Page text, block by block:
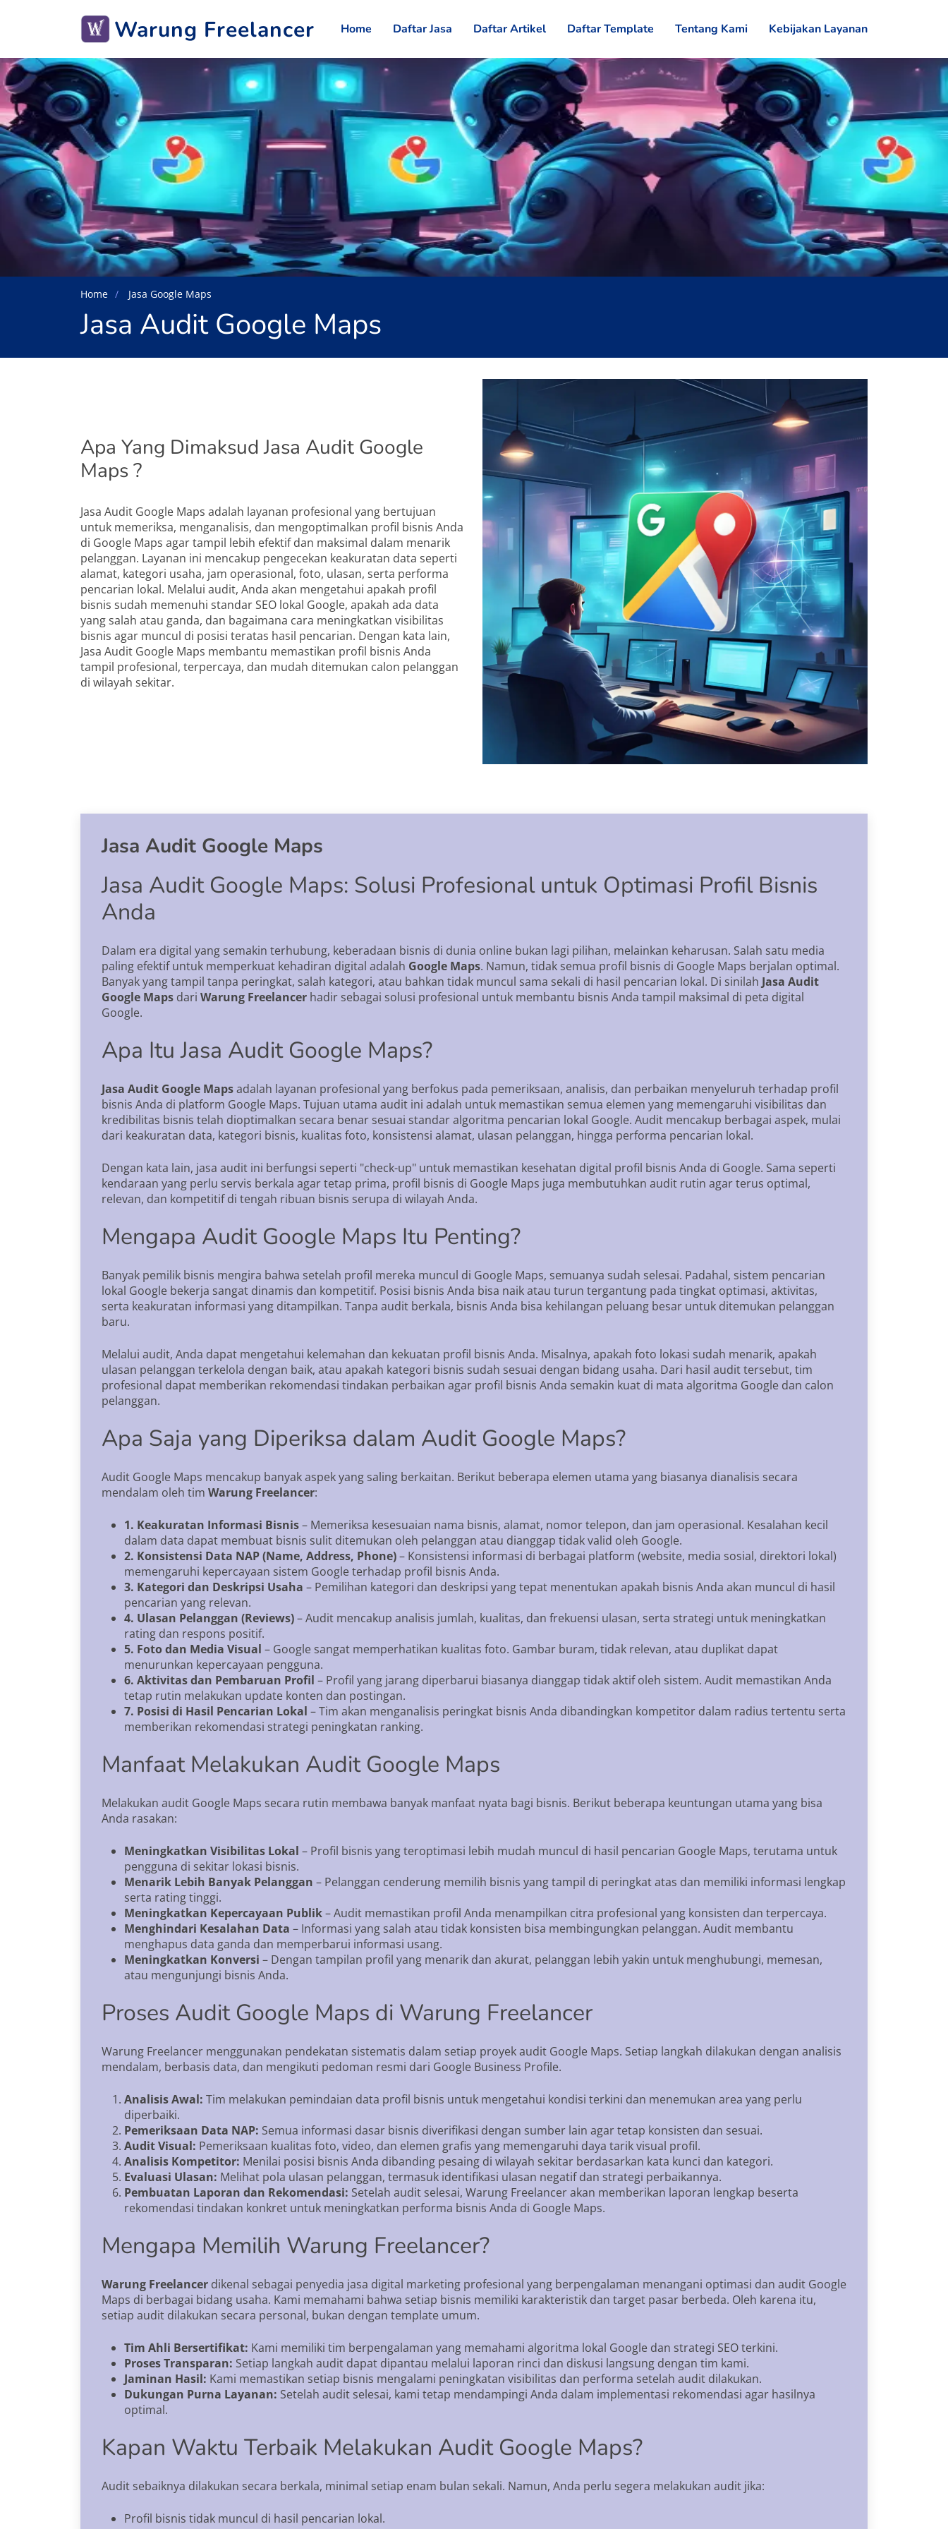
Warung Freelancer Home Daftar Jasa Daftar Artikel Daftar Template Tentang Kami Kebijakan Layanan
Home Jasa Google Maps
Jasa Audit Google Maps
Apa Yang Dimaksud Jasa Audit Google
Maps ?
Jasa Audit Google Maps adalah layanan profesional yang bertujuan
untuk memeriksa, menganalisis, dan mengoptimalkan profil bisnis Anda
di Google Maps agar tampil lebih efektif dan maksimal dalam menarik
pelanggan. Layanan ini mencakup pengecekan keakuratan data seperti
alamat, kategori usaha, jam operasional, foto, ulasan, serta performa
pencarian lokal. Melalui audit, Anda akan mengetahui apakah profil
bisnis sudah memenuhi standar SEO lokal Google, apakah ada data
yang salah atau ganda, dan bagaimana cara meningkatkan visibilitas
bisnis agar muncul di posisi teratas hasil pencarian. Dengan kata lain,
Jasa Audit Google Maps membantu memastikan profil bisnis Anda
tampil profesional, terpercaya, dan mudah ditemukan calon pelanggan
di wilayah sekitar.
Jasa Audit Google Maps
Jasa Audit Google Maps: Solusi Profesional untuk Optimasi Profil Bisnis
Anda
Dalam era digital yang semakin terhubung, keberadaan bisnis di dunia online bukan lagi pilihan, melainkan keharusan. Salah satu media
paling efektif untuk memperkuat kehadiran digital adalah Google Maps. Namun, tidak semua profil bisnis di Google Maps berjalan optimal.
Banyak yang tampil tanpa peringkat, salah kategori, atau bahkan tidak muncul sama sekali di hasil pencarian lokal. Di sinilah Jasa Audit
Google Maps dari Warung Freelancer hadir sebagai solusi profesional untuk membantu bisnis Anda tampil maksimal di peta digital
Google.
Apa Itu Jasa Audit Google Maps?
Jasa Audit Google Mapsadalah layanan profesional yang berfokus pada pemeriksaan, analisis, dan perbaikan menyeluruh terhadap profil
bisnis Anda di platform Google Maps. Tujuan utama audit ini adalah untuk memastikan semua elemen yang memengaruhi visibilitas dan
kredibilitas bisnis telah dioptimalkan secara benar sesuai standar algoritma pencarian lokal Google. Audit mencakup berbagai aspek, mulai
dari keakuratan data, kategori bisnis, kualitas foto, konsistensi alamat, ulasan pelanggan, hingga performa pencarian lokal.
Dengan kata lain, jasa audit ini berfungsi seperti "check-up" untuk memastikan kesehatan digital profil bisnis Anda di Google. Sama seperti
kendaraan yang perlu servis berkala agar tetap prima, profil bisnis di Google Maps juga membutuhkan audit rutin agar terus optimal,
relevan, dan kompetitif di tengah ribuan bisnis serupa di wilayah Anda.
Mengapa Audit Google Maps Itu Penting?
Banyak pemilik bisnis mengira bahwa setelah profil mereka muncul di Google Maps, semuanya sudah selesai. Padahal, sistem pencarian
lokal Google bekerja sangat dinamis dan kompetitif. Posisi bisnis Anda bisa naik atau turun tergantung pada tingkat optimasi, aktivitas,
serta keakuratan informasi yang ditampilkan. Tanpa audit berkala, bisnis Anda bisa kehilangan peluang besar untuk ditemukan pelanggan
baru.
Melalui audit, Anda dapat mengetahui kelemahan dan kekuatan profil bisnis Anda. Misalnya, apakah foto lokasi sudah menarik, apakah
ulasan pelanggan terkelola dengan baik, atau apakah kategori bisnis sudah sesuai dengan bidang usaha. Dari hasil audit tersebut, tim
profesional dapat memberikan rekomendasi tindakan perbaikan agar profil bisnis Anda semakin kuat di mata algoritma Google dan calon
pelanggan.
Apa Saja yang Diperiksa dalam Audit Google Maps?
Audit Google Maps mencakup banyak aspek yang saling berkaitan. Berikut beberapa elemen utama yang biasanya dianalisis secara
mendalam oleh tim Warung Freelancer:
1. Keakuratan Informasi Bisnis– Memeriksa kesesuaian nama bisnis, alamat, nomor telepon, dan jam operasional. Kesalahan kecil
dalam data dapat membuat bisnis sulit ditemukan oleh pelanggan atau dianggap tidak valid oleh Google.
2. Konsistensi Data NAP (Name, Address, Phone)– Konsistensi informasi di berbagai platform (website, media sosial, direktori lokal)
memengaruhi kepercayaan sistem Google terhadap profil bisnis Anda.
3. Kategori dan Deskripsi Usaha – Pemilihan kategori dan deskripsi yang tepat menentukan apakah bisnis Anda akan muncul di hasil
pencarian yang relevan.
4. Ulasan Pelanggan (Reviews)– Audit mencakup analisis jumlah, kualitas, dan frekuensi ulasan, serta strategi untuk meningkatkan
rating dan respons positif.
5. Foto dan Media Visual – Google sangat memperhatikan kualitas foto. Gambar buram, tidak relevan, atau duplikat dapat
menurunkan kepercayaan pengguna.
6. Aktivitas dan Pembaruan Profil – Profil yang jarang diperbarui biasanya dianggap tidak aktif oleh sistem. Audit memastikan Anda
tetap rutin melakukan update konten dan postingan.
7. Posisi di Hasil Pencarian Lokal – Tim akan menganalisis peringkat bisnis Anda dibandingkan kompetitor dalam radius tertentu serta
memberikan rekomendasi strategi peningkatan ranking.
Manfaat Melakukan Audit Google Maps
Melakukan audit Google Maps secara rutin membawa banyak manfaat nyata bagi bisnis. Berikut beberapa keuntungan utama yang bisa
Anda rasakan:
Meningkatkan Visibilitas Lokal – Profil bisnis yang teroptimasi lebih mudah muncul di hasil pencarian Google Maps, terutama untuk
pengguna di sekitar lokasi bisnis.
Menarik Lebih Banyak Pelanggan – Pelanggan cenderung memilih bisnis yang tampil di peringkat atas dan memiliki informasi lengkap
serta rating tinggi.
Meningkatkan Kepercayaan Publik– Audit memastikan profil Anda menampilkan citra profesional yang konsisten dan terpercaya.
Menghindari Kesalahan Data – Informasi yang salah atau tidak konsisten bisa membingungkan pelanggan. Audit membantu
menghapus data ganda dan memperbarui informasi usang.
Meningkatkan Konversi – Dengan tampilan profil yang menarik dan akurat, pelanggan lebih yakin untuk menghubungi, memesan,
atau mengunjungi bisnis Anda.
Proses Audit Google Maps di Warung Freelancer
Warung Freelancer menggunakan pendekatan sistematis dalam setiap proyek audit Google Maps. Setiap langkah dilakukan dengan analisis
mendalam, berbasis data, dan mengikuti pedoman resmi dari Google Business Profile.
Analisis Awal: Tim melakukan pemindaian data profil bisnis untuk mengetahui kondisi terkini dan menemukan area yang perlu
diperbaiki.
Pemeriksaan Data NAP: Semua informasi dasar bisnis diverifikasi dengan sumber lain agar tetap konsisten dan sesuai.
Audit Visual: Pemeriksaan kualitas foto, video, dan elemen grafis yang memengaruhi daya tarik visual profil.
Analisis Kompetitor: Menilai posisi bisnis Anda dibanding pesaing di wilayah sekitar berdasarkan kata kunci dan kategori.
Evaluasi Ulasan: Melihat pola ulasan pelanggan, termasuk identifikasi ulasan negatif dan strategi perbaikannya.
Pembuatan Laporan dan Rekomendasi: Setelah audit selesai, Warung Freelancer akan memberikan laporan lengkap beserta
rekomendasi tindakan konkret untuk meningkatkan performa bisnis Anda di Google Maps.
Mengapa Memilih Warung Freelancer?
Warung Freelancer dikenal sebagai penyedia jasa digital marketing profesional yang berpengalaman menangani optimasi dan audit Google
Maps di berbagai bidang usaha. Kami memahami bahwa setiap bisnis memiliki karakteristik dan target pasar berbeda. Oleh karena itu,
setiap audit dilakukan secara personal, bukan dengan template umum.
Tim Ahli Bersertifikat: Kami memiliki tim berpengalaman yang memahami algoritma lokal Google dan strategi SEO terkini.
Proses Transparan: Setiap langkah audit dapat dipantau melalui laporan rinci dan diskusi langsung dengan tim kami.
Jaminan Hasil: Kami memastikan setiap bisnis mengalami peningkatan visibilitas dan performa setelah audit dilakukan.
Dukungan Purna Layanan: Setelah audit selesai, kami tetap mendampingi Anda dalam implementasi rekomendasi agar hasilnya
optimal.
Kapan Waktu Terbaik Melakukan Audit Google Maps?
Audit sebaiknya dilakukan secara berkala, minimal setiap enam bulan sekali. Namun, Anda perlu segera melakukan audit jika:
Profil bisnis tidak muncul di hasil pencarian lokal.